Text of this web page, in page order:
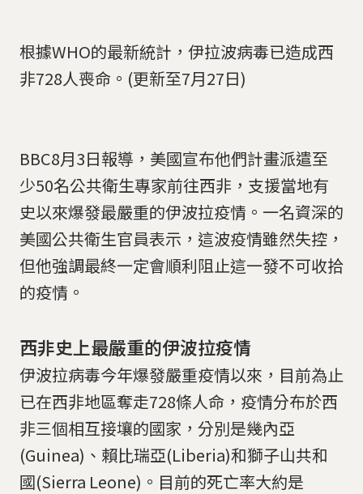
根據WHO的最新統計，伊拉波病毒已造成西
非728人喪命。(更新至7月27日)
BBC8月3日報導，美國宣布他們計畫派遣至
少50名公共衛生專家前往西非，支援當地有
史以來爆發最嚴重的伊波拉疫情。一名資深的
美國公共衛生官員表示，這波疫情雖然失控，
但他強調最終一定會順利阻止這一發不可收拾
的疫情。
西非史上最嚴重的伊波拉疫情
伊波拉病毒今年爆發嚴重疫情以來，目前為止
已在西非地區奪走728條人命，疫情分布於西
非三個相互接壤的國家，分別是幾內亞
(Guinea)、賴比瑞亞(Liberia)和獅子山共和
國(Sierra Leone)。目前的死亡率大約是